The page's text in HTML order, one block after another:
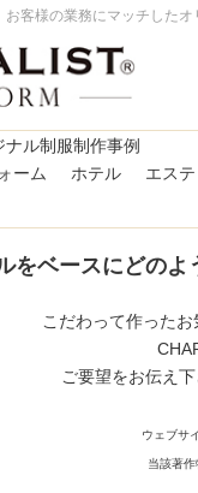
お客様の業務にマッチした
ナル制服制作事例
ーム ホテル エステ
をベースにどの
こだわって作った
ご要望をお伝え
ウェブサ
当該著